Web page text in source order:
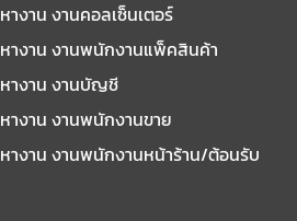
หางาน งานคอลเซ็นเตอร์
หางาน งานพนักงานแพ็คสินค้า
หางาน งานบัญชี
หางาน งานพนักงานขาย
หางาน งานพนักงานหน้าร้าน/ต้อนรับ